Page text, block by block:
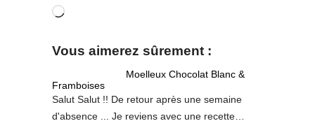
Chargement…
Vous aimerez sûrement :
Moelleux Chocolat Blanc &
Framboises
Salut Salut !! De retour après une semaine
d'absence ... Je reviens avec une recette…